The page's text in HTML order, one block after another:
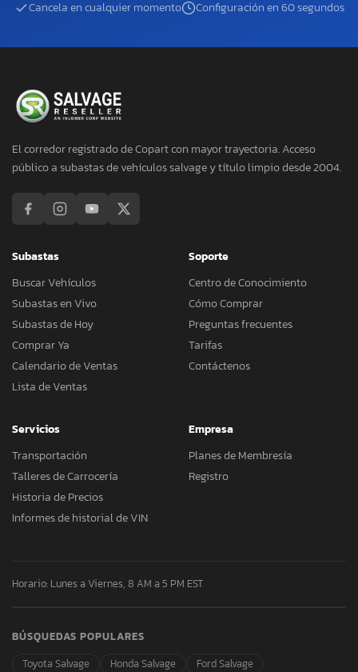
Cancela en cualquier momento
Configuración en 60 segundos
El corredor registrado de Copart con mayor trayectoria. Acceso
público a subastas de vehículos salvage y título limpio desde 2004.
Subastas
Buscar Vehículos
Subastas en Vivo
Subastas de Hoy
Comprar Ya
Calendario de Ventas
Lista de Ventas
Soporte
Centro de Conocimiento
Cómo Comprar
Preguntas frecuentes
Tarifas
Contáctenos
Servicios
Transportación
Talleres de Carrocería
Historia de Precios
Informes de historial de VIN
Empresa
Planes de Membresía
Registro
Horario: Lunes a Viernes, 8 AM a 5 PM EST
BÚSQUEDAS POPULARES
Toyota Salvage
Honda Salvage Ford Salvage